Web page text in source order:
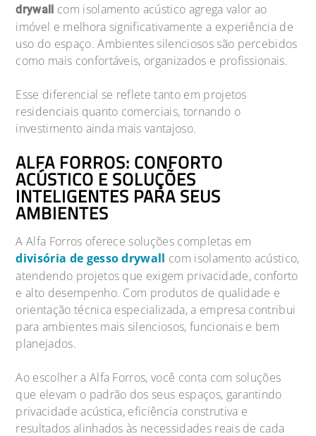
drywall com isolamento acústico agrega valor ao
imóvel e melhora significativamente a experiência de
uso do espaço. Ambientes silenciosos são percebidos
como mais confortáveis, organizados e profissionais.
Esse diferencial se reflete tanto em projetos
residenciais quanto comerciais, tornando o
investimento ainda mais vantajoso.
ALFA FORROS: CONFORTO
ACÚSTICO E SOLUÇÕES
INTELIGENTES PARA SEUS
AMBIENTES
A Alfa Forros oferece soluções completas em
divisória de gesso drywall com isolamento acústico,
atendendo projetos que exigem privacidade, conforto
e alto desempenho. Com produtos de qualidade e
orientação técnica especializada, a empresa contribui
para ambientes mais silenciosos, funcionais e bem
planejados.
Ao escolher a Alfa Forros, você conta com soluções
que elevam o padrão dos seus espaços, garantindo
privacidade acústica, eficiência construtiva e
resultados alinhados às necessidades reais de cada